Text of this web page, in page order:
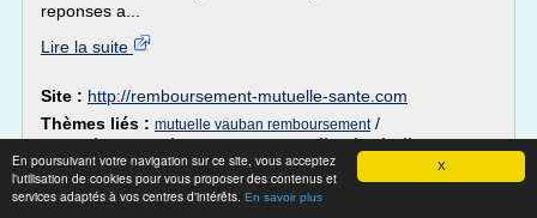
X
En poursuivant votre navigation sur ce site, vous acceptez
l'utilisation de cookies pour vous proposer des contenus et
services adaptés à vos centres d'intérêts. En savoir plus
reponses a...
Lire la suite
Site : http://remboursement-mutuelle-sante.com
Thèmes liés : mutuelle vauban remboursement/
complementaire sante mutuelle devis ligne/
mutuelle complementaire sante avec devis
devis mutuelle sante en ligne/